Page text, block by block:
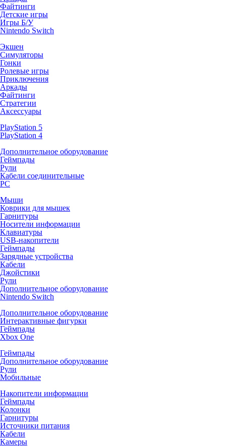
Файтинги
Детские игры
Игры Б/У
Nintendo Switch
Экшен
Симуляторы
Гонки
Ролевые игры
Приключения
Аркады
Файтинги
Стратегии
Аксессуары
PlayStation 5
PlayStation 4
Дополнительное оборудование
Геймпады
Рули
Кабели соединительные
PC
Мыши
Коврики для мышек
Гарнитуры
Носители информации
Клавиатуры
USB-накопители
Геймпады
Зарядные устройства
Кабели
Джойстики
Рули
Дополнительное оборудование
Nintendo Switch
Дополнительное оборудование
Интерактивные фигурки
Геймпады
Xbox One
Геймпады
Дополнительное оборудование
Рули
Мобильные
Накопители информации
Геймпады
Колонки
Гарнитуры
Источники питания
Кабели
Камеры